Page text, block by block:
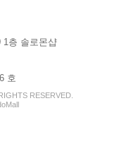
1층 솔로몬샵
호
RESERVED.
Mall